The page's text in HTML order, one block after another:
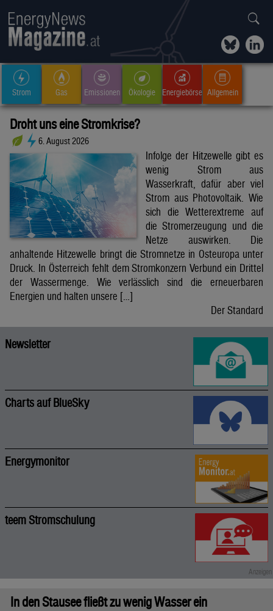
Strom Gas Emissionen Ökologie Energiebörse Allgemein
Droht uns eine Stromkrise?
6. August 2026
Infolge der Hitzewelle gibt es
wenig Strom aus
Wasserkraft, dafür aber viel
Strom aus Photovoltaik. Wie
sich die Wetterextreme auf
die Stromerzeugung und die
Netze auswirken. Die
anhaltende Hitzewelle bringt die Stromnetze in Osteuropa unter
Druck. In Österreich fehlt dem Stromkonzern Verbund ein Drittel
der Wassermenge. Wie verlässlich sind die erneuerbaren
Energien und halten unsere […]
Der Standard
Newsletter
Charts auf BlueSky
Energymonitor
teem Stromschulung
In den Stausee fließt zu wenig Wasser ein